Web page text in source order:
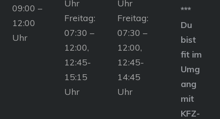
09:00 –
12:00
Uhr
Uhr
Freitag:
07:30 –
12:00,
12:45-
15:15
Uhr
Uhr
Freitag:
07:30 –
12:00,
12:45-
14:45
Uhr
***
Du
bist
fit im
Umg
ang
mit
KFZ-